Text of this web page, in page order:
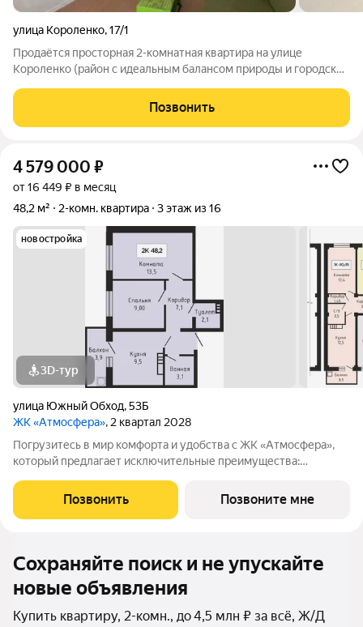
улица Короленко,17/1
Продаётся просторная 2-комнатная квартира на улице
Короленко (район с идеальным балансом природы и городской
комнаты, каждая позволит создать личное пространство
Позвонить
4 579 000 ₽
от 16 449 ₽ в месяц
48,2 м²
2-комн. квартира 3 этаж из 16
новостройка
3D-тур
улица Южный Обход,53Б
ЖК «Атмосфера», 2 квартал 2028
Погрузитесь в мир комфорта и удобства с ЖК «Атмосфера»,
который предлагает исключительные преимущества:
для вашей семьи в уютной атмосфере. Индивидуальное
отопление и тёплый пол: Настройте
Позвонить Позвоните мне
Сохраняйте поиск и не упускайте
новые объявления
Купить квартиру, 2-комн., до 4,5 млн ₽ за всё, Ж/Д